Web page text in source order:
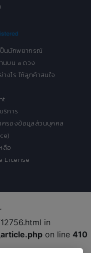
ป็นนักพยากรณ์
นบน a ดวง
งไร ให้ลูกค้าสนใจ
ริการ
ครองข้อมูลส่วนบุคคล
ลือ
License
in
on line 410